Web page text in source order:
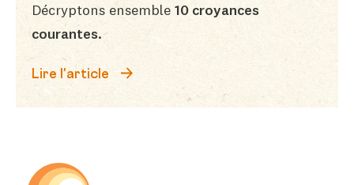
Décryptons ensemble 10 croyances
courantes.
Lire l'article